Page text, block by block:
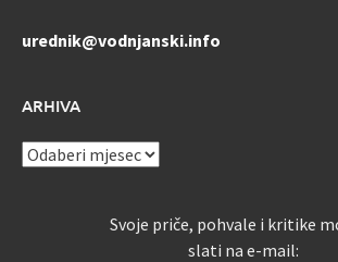
urednik@vodnjanski.info
ARHIVA
ARHIVA
Svoje priče, pohvale i kritike
slati na e-mail: